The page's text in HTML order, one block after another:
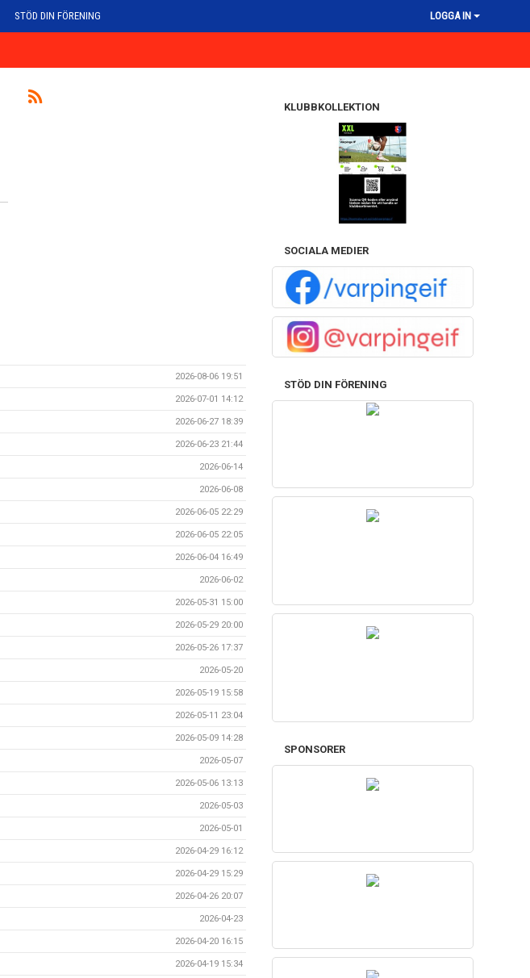
STÖD DIN FÖRENING LOGGA IN
2026-08-06 19:51
2026-07-01 14:12
2026-06-27 18:39
2026-06-23 21:44
2026-06-14
2026-06-08
2026-06-05 22:29
2026-06-05 22:05
2026-06-04 16:49
2026-06-02
2026-05-31 15:00
2026-05-29 20:00
2026-05-26 17:37
2026-05-20
2026-05-19 15:58
2026-05-11 23:04
2026-05-09 14:28
2026-05-07
2026-05-06 13:13
2026-05-03
2026-05-01
2026-04-29 16:12
2026-04-29 15:29
2026-04-26 20:07
2026-04-23
2026-04-20 16:15
2026-04-19 15:34
KLUBBKOLLEKTION
SOCIALA MEDIER
STÖD DIN FÖRENING
SPONSORER